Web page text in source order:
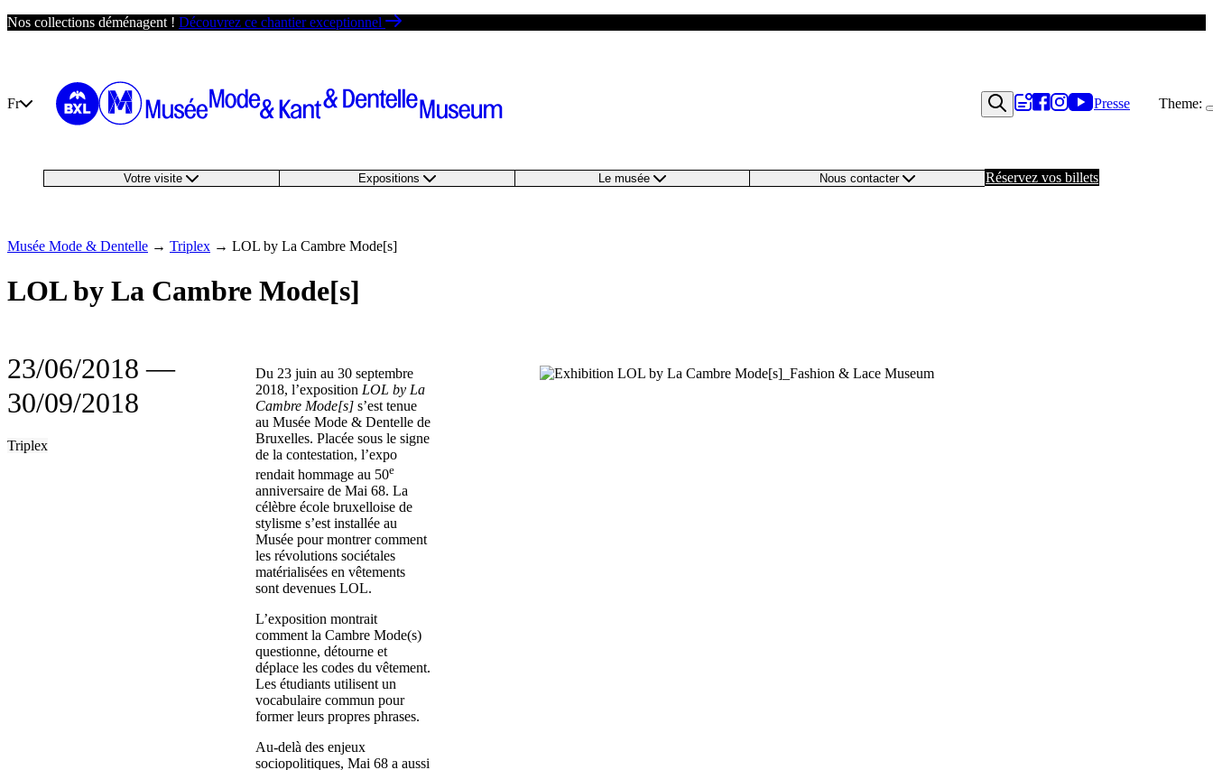
Passer
Nos collections déménagent ! Découvrez ce chantier exceptionnel
Fr Presse
Votre visite Expositions Le musée Nous contacter Réservez vos billets
Theme:
Musée Mode & Dentelle → Triplex → LOL by La Cambre Mode[s]
LOL by La Cambre Mode[s]
23/06/2018 ―
30/09/2018
Triplex
Du 23 juin au 30 septembre
2018, l’exposition LOL by La
Cambre Mode[s] s’est tenue
au Musée Mode & Dentelle de
Bruxelles. Placée sous le signe
de la contestation, l’expo
rendait hommage au 50e
anniversaire de Mai 68. La
célèbre école bruxelloise de
stylisme s’est installée au
Musée pour montrer comment
les révolutions sociétales
matérialisées en vêtements
sont devenues LOL.
L’exposition montrait
comment la Cambre Mode(s)
questionne, détourne et
déplace les codes du vêtement.
Les étudiants utilisent un
vocabulaire commun pour
former leurs propres phrases.
Au-delà des enjeux
sociopolitiques, Mai 68 a aussi